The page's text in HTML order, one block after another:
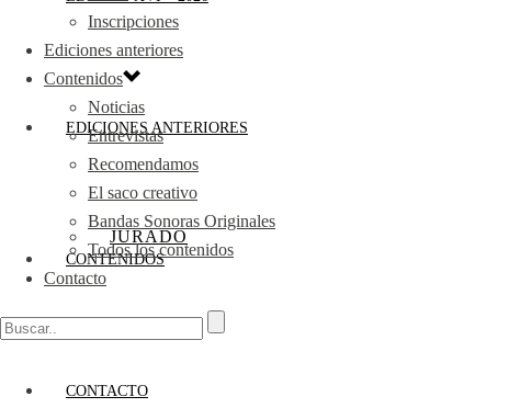
JURADO
EDICIONES ANTERIORES
CONTENIDOS
CONTACTO
Inscripciones
Ediciones anteriores
Contenidos
Noticias
Entrevistas
Recomendamos
El saco creativo
Bandas Sonoras Originales
Todos los contenidos
Contacto